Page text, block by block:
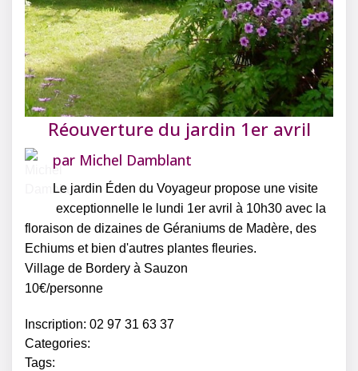
Réouverture du jardin 1er avril
par Michel Damblant
Le jardin Éden du Voyageur propose une visite
exceptionnelle le lundi 1er avril à 10h30 avec la
floraison de dizaines de Géraniums de Madère, des
Echiums et bien d'autres plantes fleuries.
Village de Bordery à Sauzon
10€/personne
Inscription: 02 97 31 63 37
Categories:
Tags: